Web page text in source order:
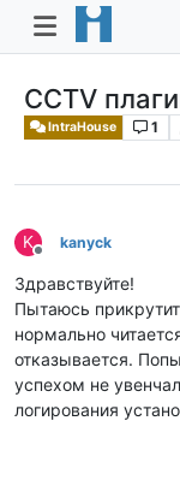
CCTV
IntraHouse 1
K
Не в сети
kanyck
Здравствуйте!
Пытаюсь
нормально
отказывается.
успехом не
логирования